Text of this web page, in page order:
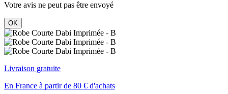
Votre avis ne peut pas être envoyé
OK
Livraison gratuite
En France à partir de 80 € d'achats